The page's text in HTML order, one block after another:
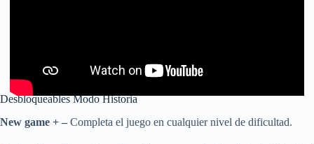
Desbloqueables Modo Historia
New game + – Completa el juego en cualquier nivel de dificultad.